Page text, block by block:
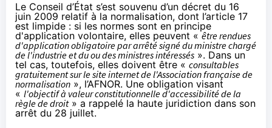
Le Conseil d’État s’est souvenu d’un décret du 16
juin 2009 relatif à la normalisation, dont l’article 17
est limpide : si les normes sont en principe
d'application volontaire, elles peuvent «être rendues
d'application obligatoire par arrêté signé du ministre chargé
de l'industrie et du ou des ministres intéressés ». Dans un
tel cas, toutefois, elles doivent être « consultables
gratuitement sur le site internet de l'Association française de
normalisation », l’AFNOR. Une obligation visant
« l'objectif à valeur constitutionnelle d'accessibilité de la
règle de droit» a rappelé la haute juridiction dans son
arrêt du 28 juillet.